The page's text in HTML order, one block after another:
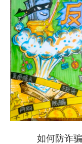
如何防诈